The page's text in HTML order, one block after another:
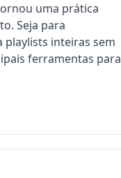
uma prática
Seja para
playlists inteiras sem
ferramentas para